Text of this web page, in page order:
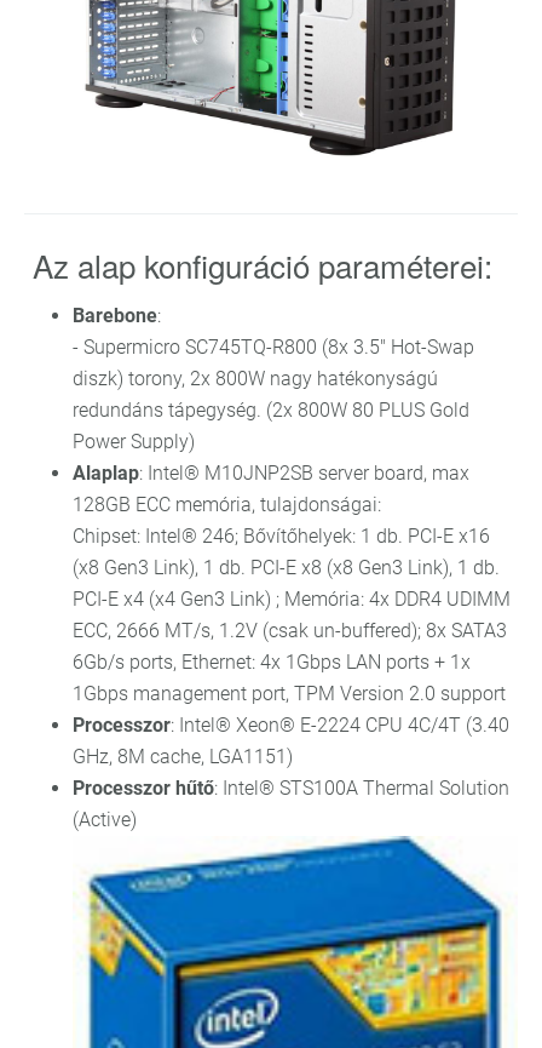
Az alap konfiguráció paraméterei:
Barebone:
- Supermicro SC745TQ-R800 (8x 3.5" Hot-Swap
diszk) torony, 2x 800W nagy hatékonyságú
redundáns tápegység. (2x 800W 80 PLUS Gold
Power Supply)
Alaplap: Intel® M10JNP2SB server board, max
128GB ECC memória, tulajdonságai:
Chipset: Intel® 246; Bővítőhelyek: 1 db. PCI-E x16
(x8 Gen3 Link), 1 db. PCI-E x8 (x8 Gen3 Link), 1 db.
PCI-E x4 (x4 Gen3 Link) ; Memória: 4x DDR4 UDIMM
ECC, 2666 MT/s, 1.2V (csak un-buffered); 8x SATA3
6Gb/s ports, Ethernet: 4x 1Gbps LAN ports + 1x
1Gbps management port, TPM Version 2.0 support
Processzor: Intel® Xeon® E-2224 CPU 4C/4T (3.40
GHz, 8M cache, LGA1151)
Processzor hűtő: Intel® STS100A Thermal Solution
(Active)